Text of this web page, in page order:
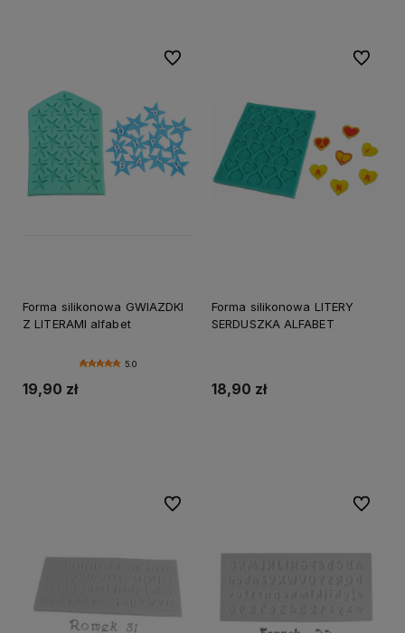
Forma silikonowa GWIAZDKI
Z LITERAMI alfabet
5.0
19,90 zł
Do ulubionych
Forma silikonowa LITERY
SERDUSZKA ALFABET
18,90 zł
Do
Do ulubionych Do